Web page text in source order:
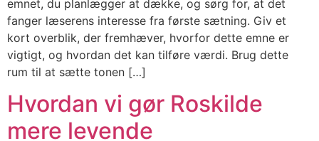
emnet, du planlægger at dække, og sørg for, at det
fanger læserens interesse fra første sætning. Giv et
kort overblik, der fremhæver, hvorfor dette emne er
vigtigt, og hvordan det kan tilføre værdi. Brug dette
rum til at sætte tonen […]
Hvordan vi gør Roskilde
mere levende